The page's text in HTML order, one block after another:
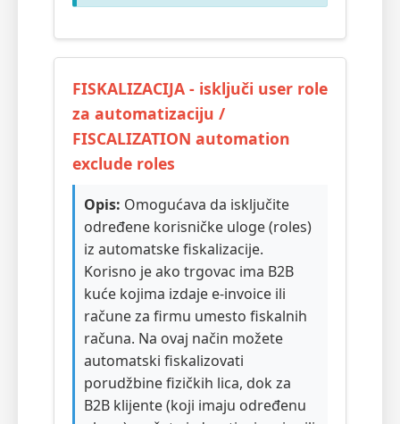
FISKALIZACIJA - isključi user role
za automatizaciju /
FISCALIZATION automation
exclude roles
Opis: Omogućava da isključite
određene korisničke uloge (roles)
iz automatske fiskalizacije.
Korisno je ako trgovac ima B2B
kuće kojima izdaje e-invoice ili
račune za firmu umesto fiskalnih
računa. Na ovaj način možete
automatski fiskalizovati
porudžbine fizičkih lica, dok za
B2B klijente (koji imaju određenu